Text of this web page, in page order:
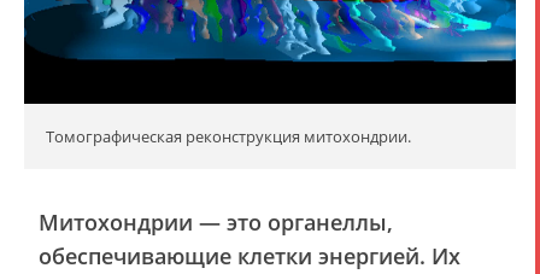
Томографическая реконструкция митохондрии.
Митохондрии — это органеллы,
обеспечивающие клетки энергией. Их